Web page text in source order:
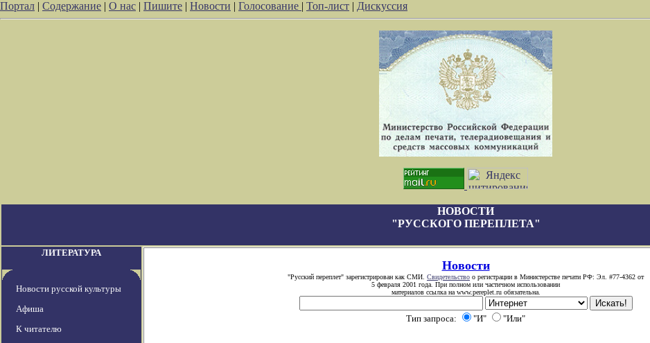
Портал | Содержание | О нас | Пишите | Новости | Голосование | Топ-лист | Дискуссия
НОВОСТИ
"РУССКОГО ПЕРЕПЛЕТА"
ЛИТЕРАТУРА
Новости русской культуры
Афиша
К читателю
Новости
"Русский переплет" зарегистрирован как СМИ. Свидетельство о регистрации в Министерстве печати РФ: Эл. #77-4362 от
5 февраля 2001 года. При полном или частичном использовании
материалов ссылка на www.pereplet.ru обязательна.
Тип запроса: "И" "Или"